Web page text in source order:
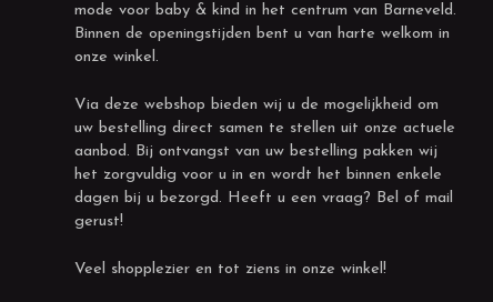
mode voor baby & kind in het centrum van Barneveld.
Binnen de openingstijden bent u van harte welkom in
onze winkel.
Via deze webshop bieden wij u de mogelijkheid om
uw bestelling direct samen te stellen uit onze actuele
aanbod. Bij ontvangst van uw bestelling pakken wij
het zorgvuldig voor u in en wordt het binnen enkele
dagen bij u bezorgd. Heeft u een vraag? Bel of mail
gerust!
Veel shopplezier en tot ziens in onze winkel!